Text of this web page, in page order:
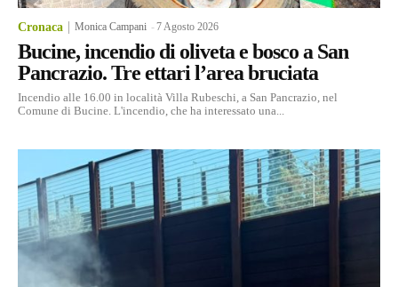
Cronaca Monica Campani -7 Agosto 2026
Bucine, incendio di oliveta e bosco a San
Pancrazio. Tre ettari l’area bruciata
Incendio alle 16.00 in località Villa Rubeschi, a San Pancrazio, nel
Comune di Bucine. L'incendio, che ha interessato una...